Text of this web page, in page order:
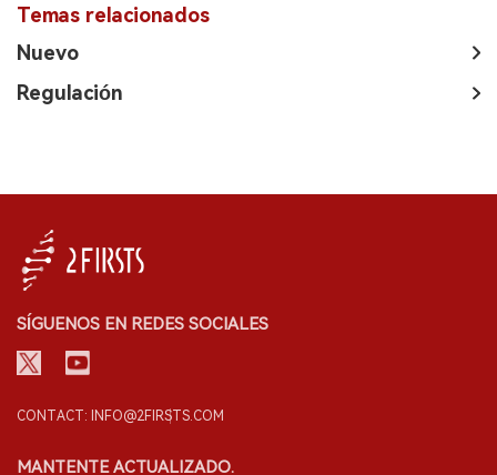
Temas relacionados
Nuevo
Regulación
SÍGUENOS EN REDES SOCIALES
CONTACT: INFO@2FIRSTS.COM
MANTENTE ACTUALIZADO.